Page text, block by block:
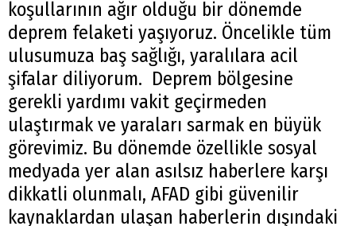
koşullarının ağır olduğu bir dönemde
deprem felaketi yaşıyoruz. Öncelikle tüm
ulusumuza baş sağlığı, yaralılara acil
şifalar diliyorum. Deprem bölgesine
gerekli yardımı vakit geçirmeden
ulaştırmak ve yaraları sarmak en büyük
görevimiz. Bu dönemde özellikle sosyal
medyada yer alan asılsız haberlere karşı
dikkatli olunmalı, AFAD gibi güvenilir
kaynaklardan ulaşan haberlerin dışındaki